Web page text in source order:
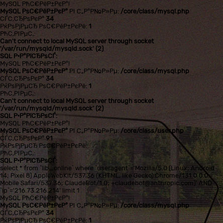
MySQL РћС€РёР±РєР°!
MySQL РѕС€РёР±РєР° РІ С„Р°Р№Р»Рµ: /core/class/mysql.php
СЃС‚СЂРѕРєР° 34
РќРѕРјРµСЂ РѕС€РёР±РєРё: 1
РћС‚РІРµС‚:
Can't connect to local MySQL server through socket
'/var/run/mysqld/mysqld.sock' (2)
SQL Р·Р°РїСЂРѕСЃ:
MySQL РћС€РёР±РєР°!
MySQL РѕС€РёР±РєР° РІ С„Р°Р№Р»Рµ: /core/class/mysql.php
СЃС‚СЂРѕРєР° 34
РќРѕРјРµСЂ РѕС€РёР±РєРё: 1
РћС‚РІРµС‚:
Can't connect to local MySQL server through socket
'/var/run/mysqld/mysqld.sock' (2)
SQL Р·Р°РїСЂРѕСЃ:
MySQL РћС€РёР±РєР°!
MySQL РѕС€РёР±РєР° РІ С„Р°Р№Р»Рµ: /core/class/user.php
СЃС‚СЂРѕРєР° 91
РќРѕРјРµСЂ РѕС€РёР±РєРё:
РћС‚РІРµС‚:
SQL Р·Р°РїСЂРѕСЃ:
select * from `lib_online` where `useragent`='Mozilla/5.0 (Linux; Android
14; Pixel 8) AppleWebKit/537.36 (KHTML, like Gecko) Chrome/131.0.0.0
Mobile Safari/537.36; ClaudeBot/1.0; +claudebot@anthropic.com)' AND
`ip`='216.73.216.214' limit 1
MySQL РћС€РёР±РєР°!
MySQL РѕС€РёР±РєР° РІ С„Р°Р№Р»Рµ:/core/class/mysql.php
СЃС‚СЂРѕРєР°34
РќРѕРјРµСЂ РѕС€РёР±РєРё: 1